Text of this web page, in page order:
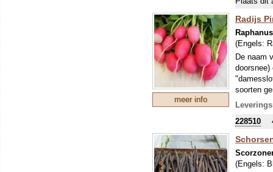
meer info
Radijs
(Engels:
De naam
doorsnee)
soorten
behouden.
228510
(Engels: